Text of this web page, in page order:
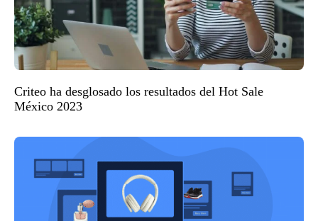
Criteo ha desglosado los resultados del Hot Sale
México 2023